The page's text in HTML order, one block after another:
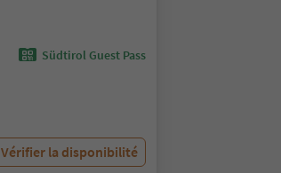
Südtirol Guest Pass
Vérifier la disponibilité